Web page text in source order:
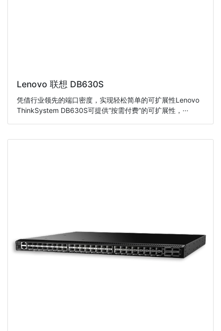
Lenovo 联想 DB630S
凭借行业领先的端口密度，实现轻松简单的可扩展性Lenovo
ThinkSystem DB630S可提供“按需付费”的可扩展性，···